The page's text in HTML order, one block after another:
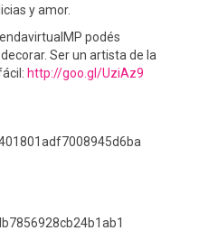
y amor.
podés
Ser un artista de la
http://goo.gl/UziAz9